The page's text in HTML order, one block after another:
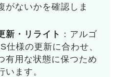
がないかを確認しま
新・リライト ：アルゴ
仕様の更新に合わせ、
有用な状態に保つため
います。